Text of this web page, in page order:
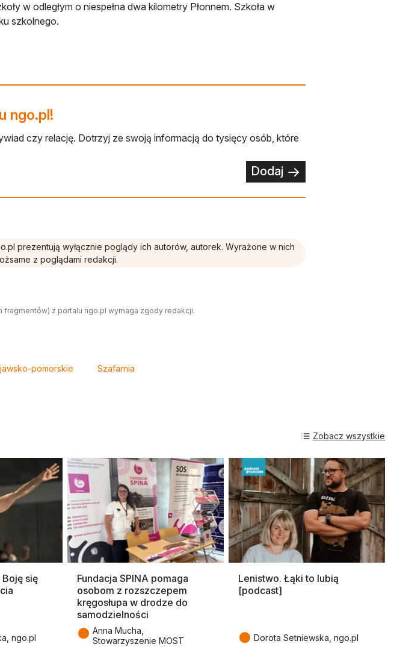
w odległym o niespełna dwa kilometry Płonnem. Szkoła w
szkolnego.
ngo.pl!
czy relację. Dotrzyj ze swoją informacją do tysięcy osób, które
Dodaj
prezentują wyłącznie poglądy ich autorów, autorek. Wyrażone w nich
z poglądami redakcji.
fragmentów) z portalu ngo.pl wymaga zgody redakcji.
pomorskie Szafarnia
się
ngo.pl
Fundacja SPINA pomaga
osobom z rozszczepem
kręgosłupa w drodze do
samodzielności
● Anna Mucha,
Stowarzyszenie MOST
Lenistwo. Łąki to lubią
[podcast]
● Dorota Setniewska, ngo.pl
Zobacz wszystkie